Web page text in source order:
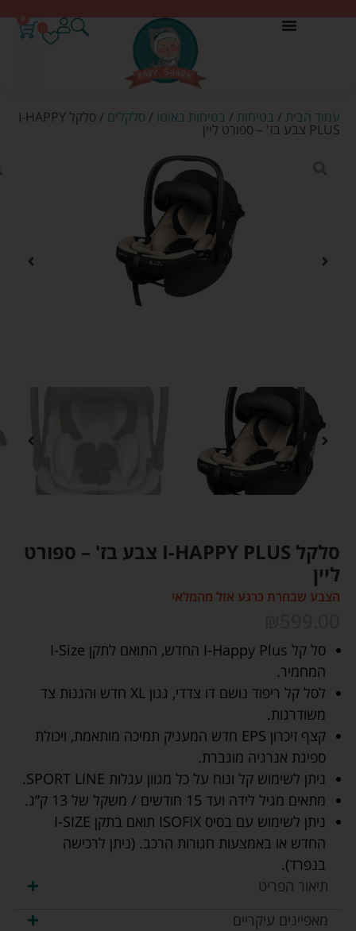
0
עמוד הבית / בטיחות / בטיחות באוטו / סלקלים / סלקל I-HAPPY
PLUS צבע בז' – ספורט ליין
סלקל I-HAPPY PLUS צבע בז' – ספורט
ליין
הצבע שבחרת כרגע אזל מהמלאי
סל קל I-Happy Plus החדש, התואם לתקן I-Size
המחמיר.
לסל קל ריפוד נושם דו צדדי, גגון XL חדש והגנות צד
משודרגות.
קצף זיכרון EPS חדש המעניק תמיכה מותאמת, ויכולת
ספיגת אנרגיה מוגברת.
ניתן לשימוש קל ונוח על כל מגוון עגלות SPORT LINE.
מתאים מגיל לידה ועד 15 חודשים / משקל של 13 ק”ג.
ניתן לשימוש עם בסיס ISOFIX תואם בתקן I-SIZE
החדש או באמצעות חגורות הרכב. (ניתן לרכישה
בנפרד).
תיאור הפריט
מאפיינים עיקריים